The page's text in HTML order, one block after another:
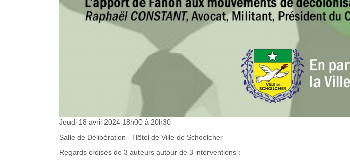
Jeudi 18 avril 2024 18h00 à 20h30
Salle de Délibération - Hôtel de Ville de Schoelcher
Regards croisés de 3 auteurs autour de 3 interventions :